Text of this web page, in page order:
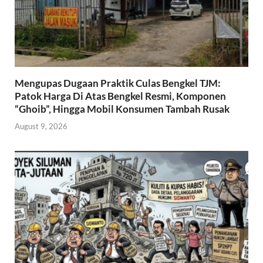
Mengupas Dugaan Praktik Culas Bengkel TJM:
Patok Harga Di Atas Bengkel Resmi, Komponen
“Ghoib”, Hingga Mobil Konsumen Tambah Rusak
August 9, 2026